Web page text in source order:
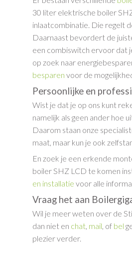
30 liter elektrische boiler
inlaatcombinatie. Die regelt
Daarnaast bevordert de
een combiswitch ervoor dat
op zoek naar
besparen voor de
Persoonlijke en
Wist je dat je op ons kunt
namelijk als geen ander hoe
Daarom staan onze
maat, maar kun je ook
En zoek je een erkende
boiler SHZ LCD te komen
en installatie voor alle
Vraag het aan
Wil je meer weten over de
dan niet en chat, mail, of bel
plezier verder.